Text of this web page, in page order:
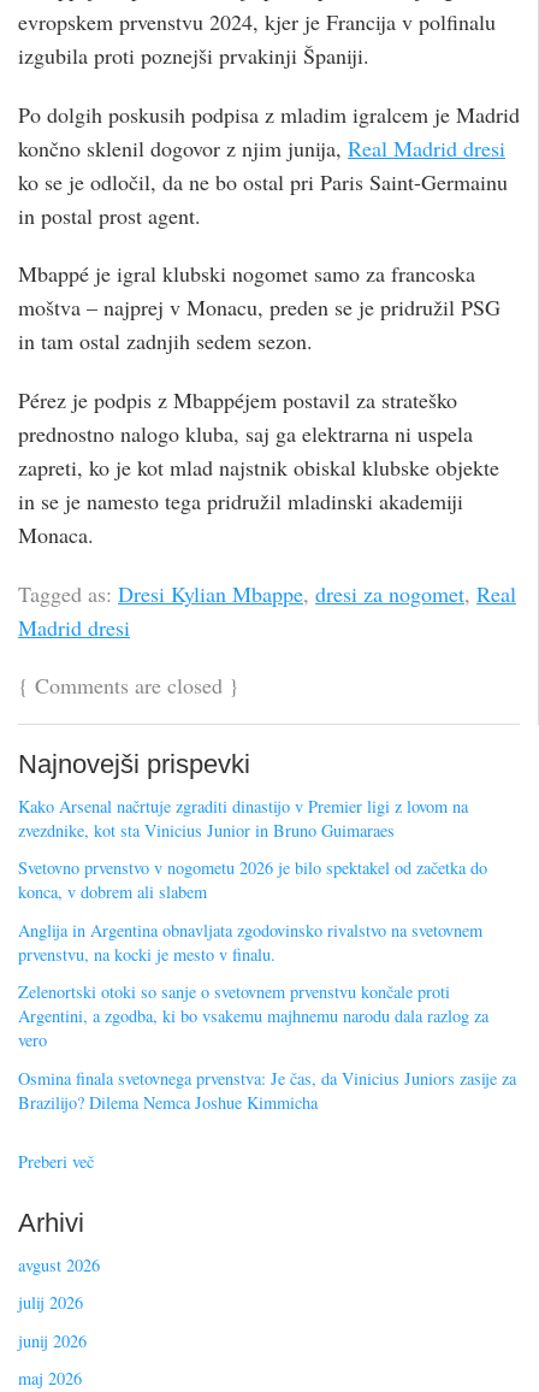
evropskem prvenstvu 2024, kjer je Francija v polfinalu
izgubila proti poznejši prvakinji Španiji.
Po dolgih poskusih podpisa z mladim igralcem je Madrid
končno sklenil dogovor z njim junija, Real Madrid dresi
ko se je odločil, da ne bo ostal pri Paris Saint-Germainu
in postal prost agent.
Mbappé je igral klubski nogomet samo za francoska
moštva – najprej v Monacu, preden se je pridružil PSG
in tam ostal zadnjih sedem sezon.
Pérez je podpis z Mbappéjem postavil za strateško
prednostno nalogo kluba, saj ga elektrarna ni uspela
zapreti, ko je kot mlad najstnik obiskal klubske objekte
in se je namesto tega pridružil mladinski akademiji
Monaca.
Tagged as: Dresi Kylian Mbappe, dresi za nogomet, Real
Madrid dresi
{ Comments are closed }
Najnovejši prispevki
Kako Arsenal načrtuje zgraditi dinastijo v Premier ligi z lovom na
zvezdnike, kot sta Vinicius Junior in Bruno Guimaraes
Svetovno prvenstvo v nogometu 2026 je bilo spektakel od začetka do
konca, v dobrem ali slabem
Anglija in Argentina obnavljata zgodovinsko rivalstvo na svetovnem
prvenstvu, na kocki je mesto v finalu.
Zelenortski otoki so sanje o svetovnem prvenstvu končale proti
Argentini, a zgodba, ki bo vsakemu majhnemu narodu dala razlog za
vero
Osmina finala svetovnega prvenstva: Je čas, da Vinicius Juniors zasije za
Brazilijo? Dilema Nemca Joshue Kimmicha
Preberi več
Arhivi
avgust 2026
julij 2026
junij 2026
maj 2026